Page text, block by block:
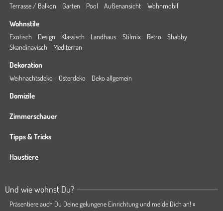
Terrasse / Balkon
Garten Pool Außenansicht Wohnmobil
Wohnstile
Exotisch Design Klassisch Landhaus Stilmix Retro
Shabby
Skandinavisch
Mediterran
Dekoration
Weihnachtsdeko Osterdeko Deko allgemein
Domizile
Zimmerschauer
Tipps & Tricks
Haustiere
Und wie wohnst Du?
Präsentiere auch Du Deine gelungene Einrichtung und melde Dich an! »